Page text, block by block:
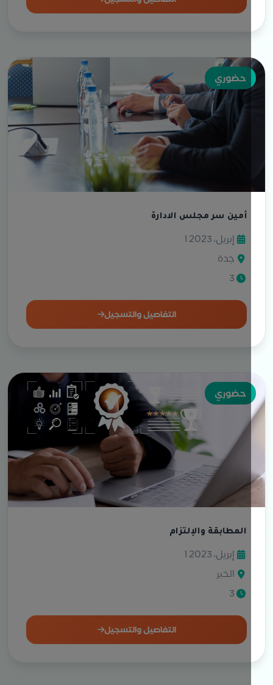
حضوري
أمين سر مجلس الادارة
1 إبريل، 2023
جدة
التفاصيل والتسجيل
حضوري
المطابقة والإلتزام
1 إبريل، 2023
الخبر
التفاصيل والتسجيل